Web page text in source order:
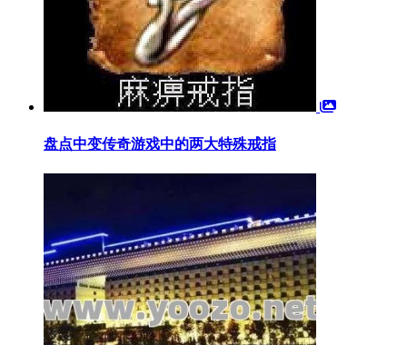
盘点中变传奇游戏中的两大特殊戒指